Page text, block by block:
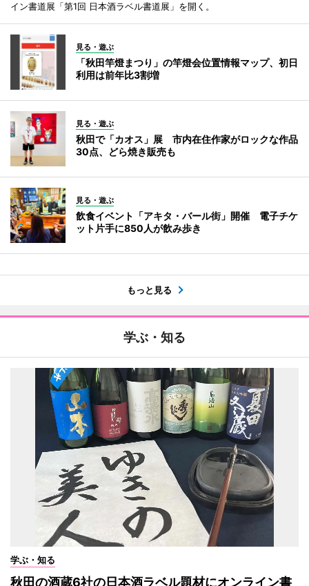
イン書道展「第1回 日本酒ラベル書道展」を開く。
見る・遊ぶ
「秋田竿燈まつり」の竿燈会位置情報マップ、初日
利用は前年比3割増
見る・遊ぶ
秋田で「カオス」展 市内在住作家がロックな作品
30点、どら焼き販売も
見る・遊ぶ
飲食イベント「アキタ・バール街」開催 電子チケ
ット片手に850人が飲み歩き
もっと見る
学ぶ・知る
学ぶ・知る
秋田の酒蔵6社の日本酒ラベル題材にオンライン書